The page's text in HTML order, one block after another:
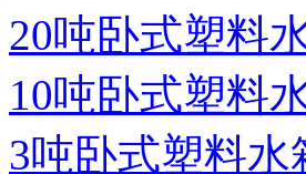
20吨卧式塑料
10吨卧式塑料
3吨卧式塑料水